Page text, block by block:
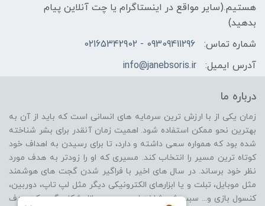
هستیم.(سایر مواقع در اینستاگرام یا چت آنلاین پیام
بدهید)
شماره تماس:
09309411296 - 02165342902
آدرس ایمیل:
info@janebsoris.ir
درباره ما
زمان یکی از با ارزش ترین سرمایه های انسانی است که باید از آن به
بهترین نحو ممکن استفاده شود. اهمیت زمان آنقدر برای بشر شناخته
شده بود که همواره سعی داشته و دارد، تا برای رسیدن به اهداف خود
کوتاه ترین مسیر را انتخاب کند. مسیری که او را زودتر به هدف مورد
نظر خود برساند. در سال های اخیر با فراگیر شدن گجت های هوشمند
مثل موبایل، تبلت و یا ابزارهای الکترونیکی دیگر مثل لپ تاپ، دوربین،
کنسول بازی و... سبب شد شاخه ای جدید در بازار شکل بگیرد که هدف